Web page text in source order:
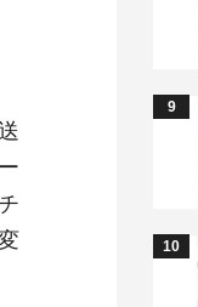
9
10